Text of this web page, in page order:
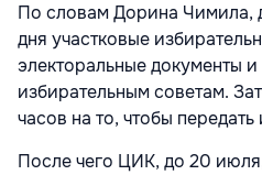
По словам Дорина Чимила,
дня участковые
электоральные документы
избирательным советам.
часов на то, чтобы
После чего ЦИК, до 20